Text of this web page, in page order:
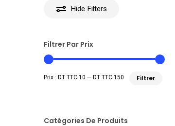
Hide Filters
Filtrer Par Prix
Filtrer
Prix : DT TTC 10 — DT TTC 150
Catégories De Produits